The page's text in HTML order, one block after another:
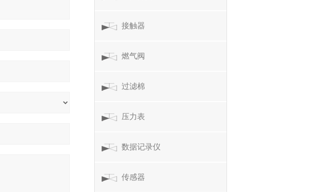
接触器
燃气阀
过滤棉
压力表
数据记录仪
传感器